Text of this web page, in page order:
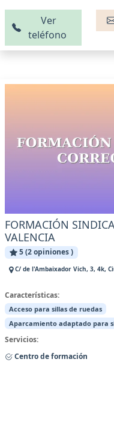
Ver
teléfono
FORMACIÓN
VALENCIA
5 (2 opiniones )
C/ de l'Ambaixador Vich, 3, 4k,
Características:
Acceso para sillas de ruedas
Aparcamiento adaptado para
Servicios:
Centro de formación